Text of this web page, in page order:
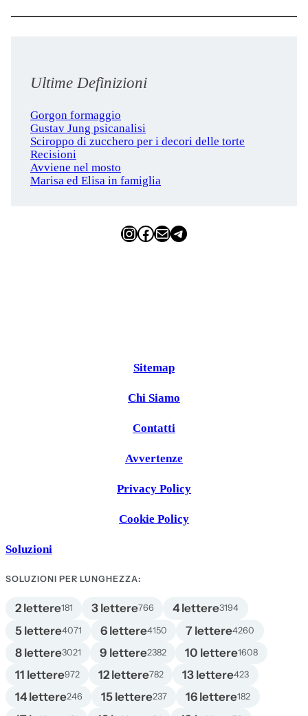
Ultime Definizioni
Gorgon formaggio
Gustav Jung psicanalisi
Sciroppo di zucchero per i decori delle torte
Recisioni
Avviene nel mosto
Marisa ed Elisa in famiglia
InstagramFacebook Email Telegram
Sitemap
Chi Siamo
Contatti
Avvertenze
Privacy Policy
Cookie Policy
Soluzioni
SOLUZIONI PER LUNGHEZZA:
2 lettere181 3 lettere766 4 lettere3194
5 lettere4071 6 lettere4150 7 lettere4260
8 lettere3021 9 lettere2382 10 lettere1608
11 lettere972 12 lettere782 13 lettere423
14 lettere246 15 lettere237 16 lettere182